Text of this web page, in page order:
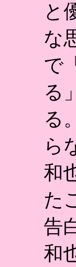
と
な
で
る
る
ら
和
た
告
和